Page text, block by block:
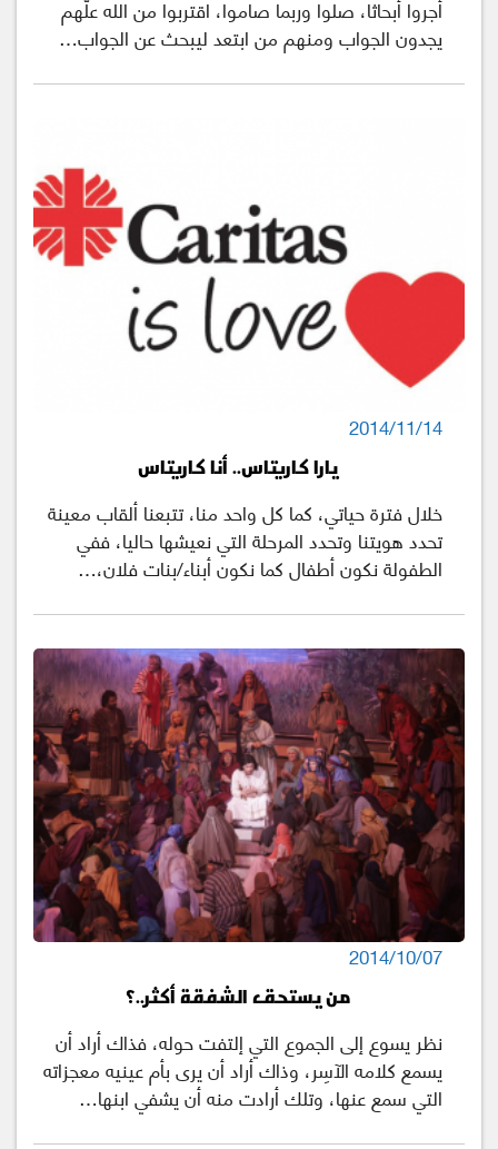
أجروا أبحاثا، صلوا وربما صاموا، اقتربوا من الله علّهم
يجدون الجواب ومنهم من ابتعد ليبحث عن الجواب…
2014/11/14
يارا كاريتاس.. أنا كاريتاس
خلال فترة حياتي، كما كل واحد منا، تتبعنا ألقاب معينة
تحدد هويتنا وتحدد المرحلة التي نعيشها حاليا، ففي
الطفولة نكون أطفال كما نكون أبناء/بنات فلان،…
2014/10/07
من يستحق الشفقة أكثر..؟
نظر يسوع إلى الجموع التي إلتفت حوله، فذاك أراد أن
يسمع كلامه الآسِر، وذاك أراد أن يرى بأم عينيه معجزاته
التي سمع عنها، وتلك أرادت منه أن يشفي ابنها…